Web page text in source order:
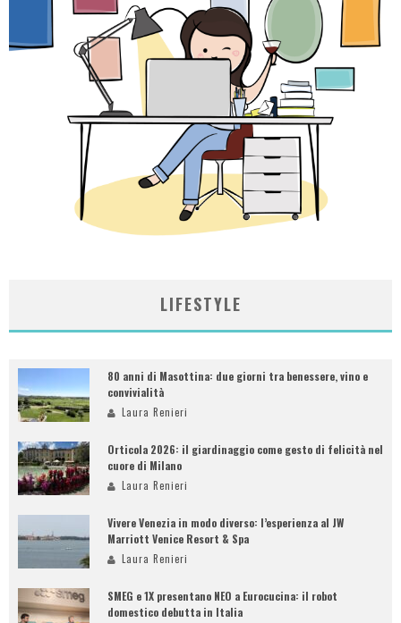
LIFESTYLE
80 anni di Masottina: due giorni tra benessere, vino e
convivialità
Laura Renieri
Orticola 2026: il giardinaggio come gesto di felicità nel
cuore di Milano
Laura Renieri
Vivere Venezia in modo diverso: l’esperienza al JW
Marriott Venice Resort & Spa
Laura Renieri
SMEG e 1X presentano NEO a Eurocucina: il robot
domestico debutta in Italia